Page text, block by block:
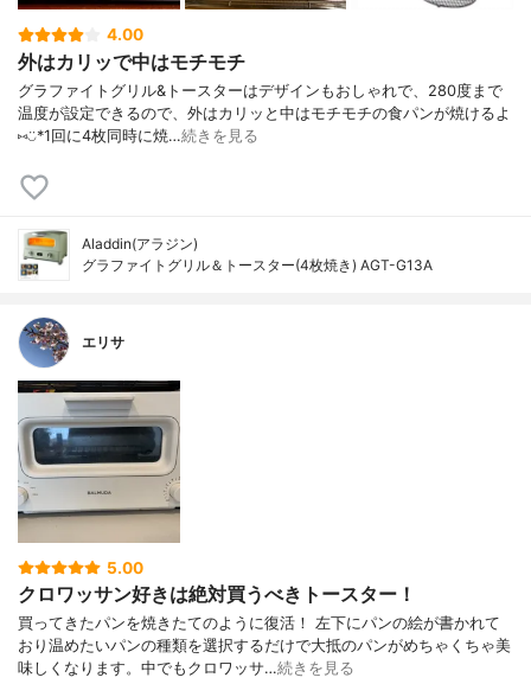
4.00
外はカリッで中はモチモチ
グラファイトグリル&トースターはデザインもおしゃれで、280度まで
温度が設定できるので、外はカリッと中はモチモチの食パンが焼けるよ
⑅︎◡̈︎*1回に4枚同時に焼…続きを見る
Aladdin(アラジン)
グラファイトグリル＆トースター(4枚焼き) AGT-G13A
エリサ
5.00
クロワッサン好きは絶対買うべきトースター！
買ってきたパンを焼きたてのように復活！ 左下にパンの絵が書かれて
おり温めたいパンの種類を選択するだけで大抵のパンがめちゃくちゃ美
味しくなります。中でもクロワッサ…続きを見る